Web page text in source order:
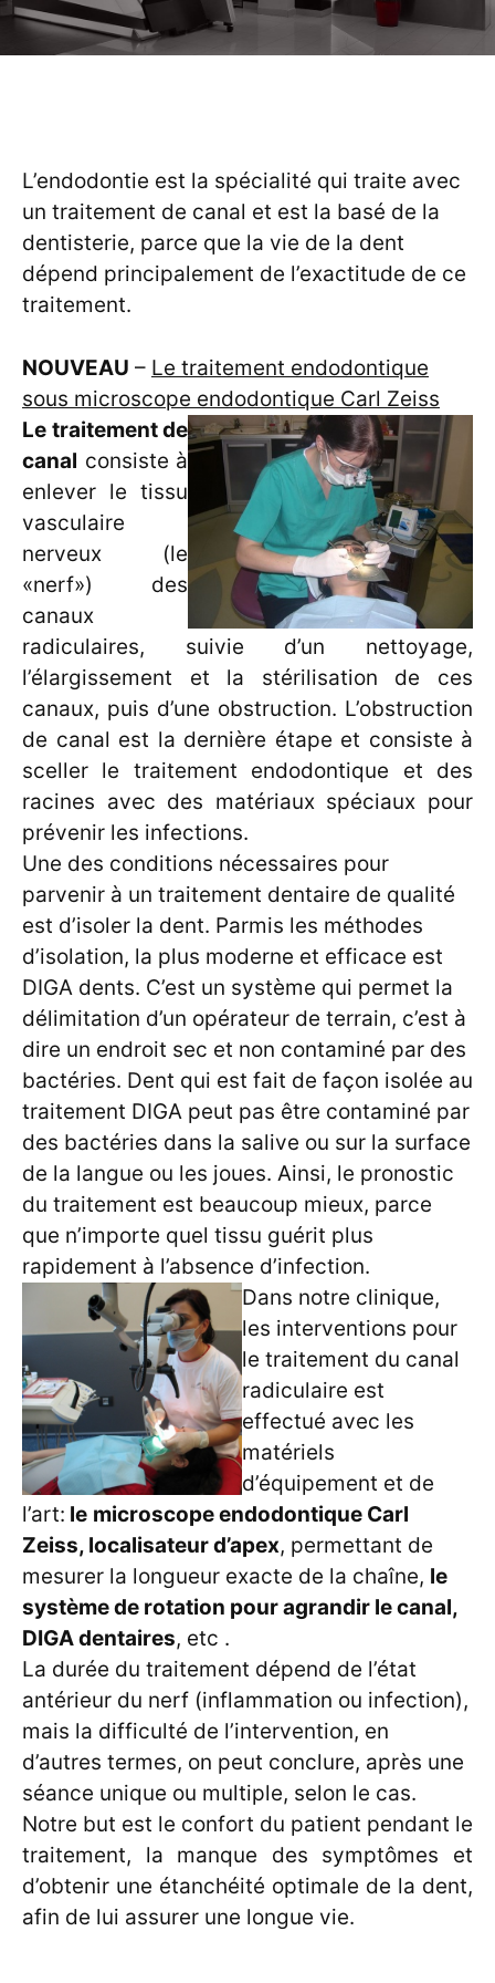
L’endodontie est la spécialité qui traite avec
un traitement de canal et est la basé de la
dentisterie, parce que la vie de la dent
dépend principalement de l’exactitude de ce
traitement.
NOUVEAU – Le traitement endodontique
sous microscope endodontique Carl Zeiss
Le traitement de
canal consiste à
enlever le tissu
vasculaire
nerveux (le
«nerf») des
canaux
radiculaires, suivie d’un nettoyage,
l’élargissement et la stérilisation de ces
canaux, puis d’une obstruction. L’obstruction
de canal est la dernière étape et consiste à
sceller le traitement endodontique et des
racines avec des matériaux spéciaux pour
prévenir les infections.
Une des conditions nécessaires pour
parvenir à un traitement dentaire de qualité
est d’isoler la dent. Parmis les méthodes
d’isolation, la plus moderne et efficace est
DIGA dents. C’est un système qui permet la
délimitation d’un opérateur de terrain, c’est à
dire un endroit sec et non contaminé par des
bactéries. Dent qui est fait de façon isolée au
traitement DIGA peut pas être contaminé par
des bactéries dans la salive ou sur la surface
de la langue ou les joues. Ainsi, le pronostic
du traitement est beaucoup mieux, parce
que n’importe quel tissu guérit plus
rapidement à l’absence d’infection.
Dans notre clinique,
les interventions pour
le traitement du canal
radiculaire est
effectué avec les
matériels
d’équipement et de
l’art: le microscope endodontique Carl
Zeiss, localisateur d’apex, permettant de
mesurer la longueur exacte de la chaîne, le
système de rotation pour agrandir le canal,
DIGA dentaires, etc .
La durée du traitement dépend de l’état
antérieur du nerf (inflammation ou infection),
mais la difficulté de l’intervention, en
d’autres termes, on peut conclure, après une
séance unique ou multiple, selon le cas.
Notre but est le confort du patient pendant le
traitement, la manque des symptômes et
d’obtenir une étanchéité optimale de la dent,
afin de lui assurer une longue vie.